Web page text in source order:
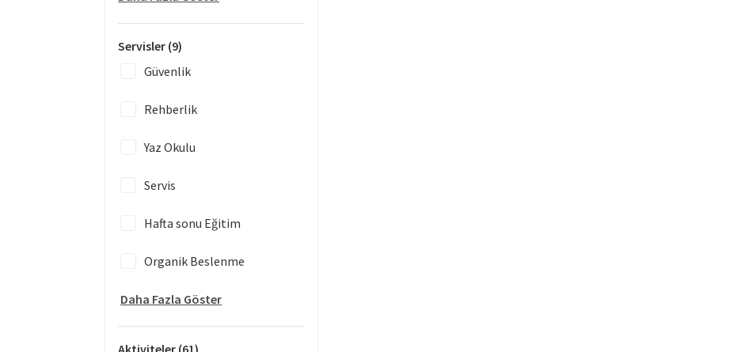
Servisler (9)
Güvenlik
Rehberlik
Yaz Okulu
Servis
Hafta sonu Eğitim
Organik Beslenme
Daha Fazla Göster
Aktiviteler (61)